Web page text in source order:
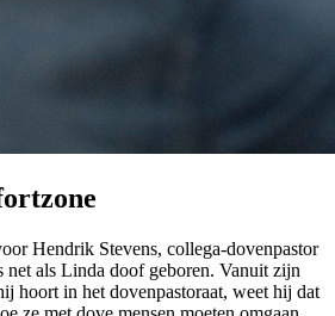
Hendrik Stevens, collega-dovenpastor
als Linda doof geboren. Vanuit zijn
hoort in het dovenpastoraat, weet hij dat